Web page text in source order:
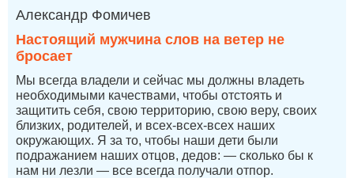
Александр Фомичев
Настоящий мужчина слов на ветер не
бросает
Мы всегда владели и сейчас мы должны владеть
необходимыми качествами, чтобы отстоять и
защитить себя, свою территорию, свою веру, своих
близких, родителей, и всех-всех-всех наших
окружающих. Я за то, чтобы наши дети были
подражанием наших отцов, дедов: — сколько бы к
нам ни лезли — все всегда получали отпор.